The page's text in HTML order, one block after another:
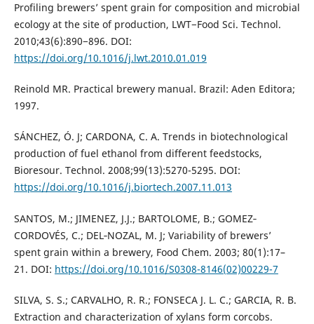
Profiling brewers’ spent grain for composition and microbial
ecology at the site of production, LWT−Food Sci. Technol.
2010;43(6):890−896. DOI:
https://doi.org/10.1016/j.lwt.2010.01.019
Reinold MR. Practical brewery manual. Brazil: Aden Editora;
1997.
SÁNCHEZ, Ó. J; CARDONA, C. A. Trends in biotechnological
production of fuel ethanol from different feedstocks,
Bioresour. Technol. 2008;99(13):5270-5295. DOI:
https://doi.org/10.1016/j.biortech.2007.11.013
SANTOS, M.; JIMENEZ, J.J.; BARTOLOME, B.; GOMEZ‐
CORDOVÉS, C.; DEL‐NOZAL, M. J; Variability of brewers’
spent grain within a brewery, Food Chem. 2003; 80(1):17–
21. DOI: https://doi.org/10.1016/S0308-8146(02)00229-7
SILVA, S. S.; CARVALHO, R. R.; FONSECA J. L. C.; GARCIA, R. B.
Extraction and characterization of xylans form corcobs.